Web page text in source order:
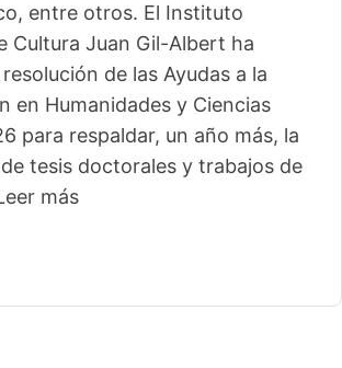
entre otros. El Instituto
Cultura Juan Gil-Albert ha
de las Ayudas a la
en Humanidades y Ciencias
para respaldar, un año más, la
tesis doctorales y trabajos de
más